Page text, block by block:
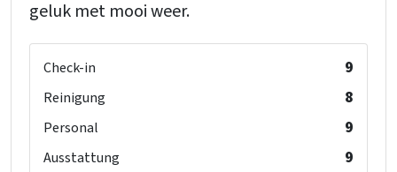
geluk met mooi weer.
Check-in 9
Reinigung 8
Personal 9
Ausstattung 9